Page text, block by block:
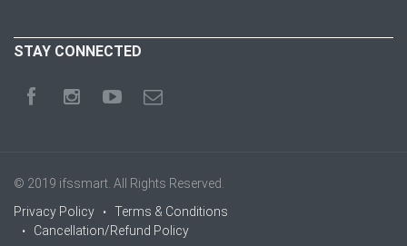
STAY CONNECTED
© 2019 ifssmart . All Rights Reserved.
Privacy Policy
Terms & Conditions
Cancellation/Refund Policy